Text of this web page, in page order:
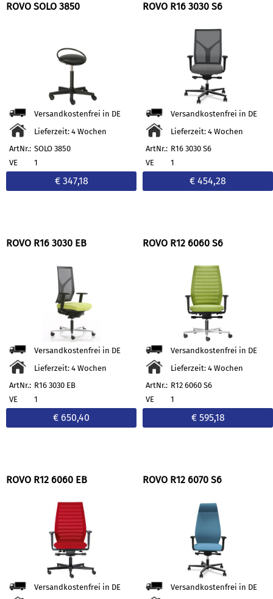
ROVO SOLO 3850
Versandkostenfrei in DE
Lieferzeit: 4 Wochen
ArtNr.: SOLO 3850
VE
1
€ 347,18
ROVO R16 3030 S6
Versandkostenfrei in DE
Lieferzeit: 4 Wochen
ArtNr.: R16 3030 S6
VE
1
€ 454,28
ROVO R16 3030 EB
Versandkostenfrei in DE
Lieferzeit: 4 Wochen
ArtNr.: R16 3030 EB
VE
1
€ 650,40
ROVO R12 6060 S6
Versandkostenfrei in DE
Lieferzeit: 4 Wochen
ArtNr.: R12 6060 S6
VE
1
€ 595,18
ROVO R12 6060 EB
Versandkostenfrei in DE
ROVO R12 6070 S6
Versandkostenfrei in DE